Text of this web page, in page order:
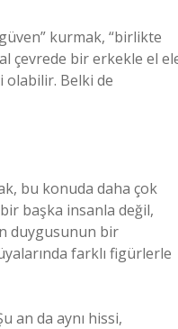
kurmak, “birlikte
çevrede bir erkekle el
olabilir. Belki de
bu konuda daha çok
başka insanla değil,
duygusunun bir
farklı figürlerle
an da aynı hissi,